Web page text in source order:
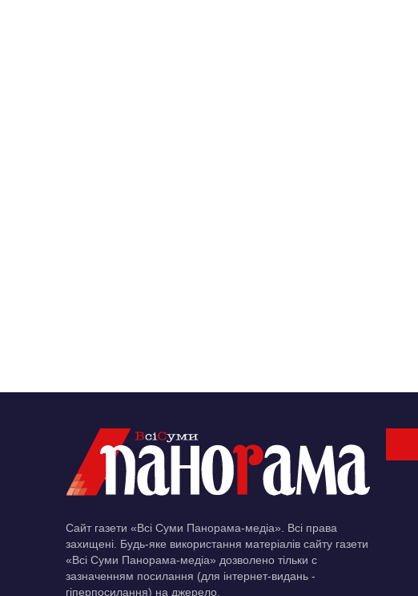
Сайт газети «Всі Суми Панорама-медіа». Всі права
захищені. Будь-яке використання матеріалів сайту газети
«Всі Суми Панорама-медіа» дозволено тільки c
зазначенням посилання (для інтернет-видань -
гіперпосилання) на джерело.